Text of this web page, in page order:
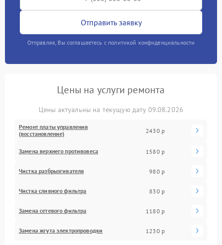
Отправить заявку
Отправляя, Вы соглашаетесь с политикой конфиденциальности
Цены на услуги ремонта
Цены актуальны на текущую дату 09.08.2026
Ремонт платы управления
(восстановление)
2430 р
Замена верхнего противовеса 1580 р
Чистка разбрызгивателя 980 р
Чистка сливного фильтра 830 р
Замена сетевого фильтра 1180 р
Замена жгута электропроводки 1230 р